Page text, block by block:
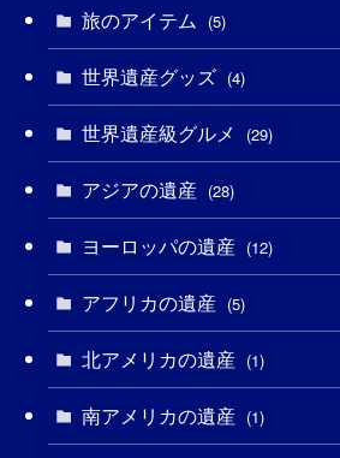
(14)
(18)
(3)
(7)
(3)
(13)
(2)
(5)
(16)
(62)
(2)
(1)
(9)
(5)
(2)
(2)
(1)
(1)
(1)
(7)
(2)
(27)
(5)
(19)
(8)
旅のアイテム (5)
世界遺産グッズ (4)
世界遺産級グルメ (29)
アジアの遺産 (28)
(1)
(1)
ヨーロッパの遺産 (12)
(2)
(1)
(1)
アフリカの遺産 (5)
(3)
北アメリカの遺産 (1)
(1)
南アメリカの遺産 (1)